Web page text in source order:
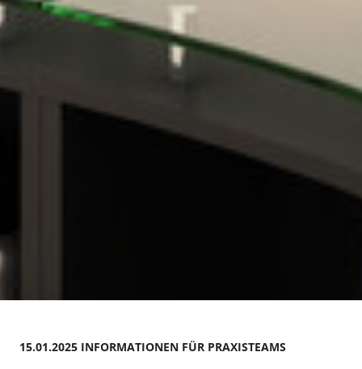
15.01.2025 INFORMATIONEN FÜR PRAXISTEAMS